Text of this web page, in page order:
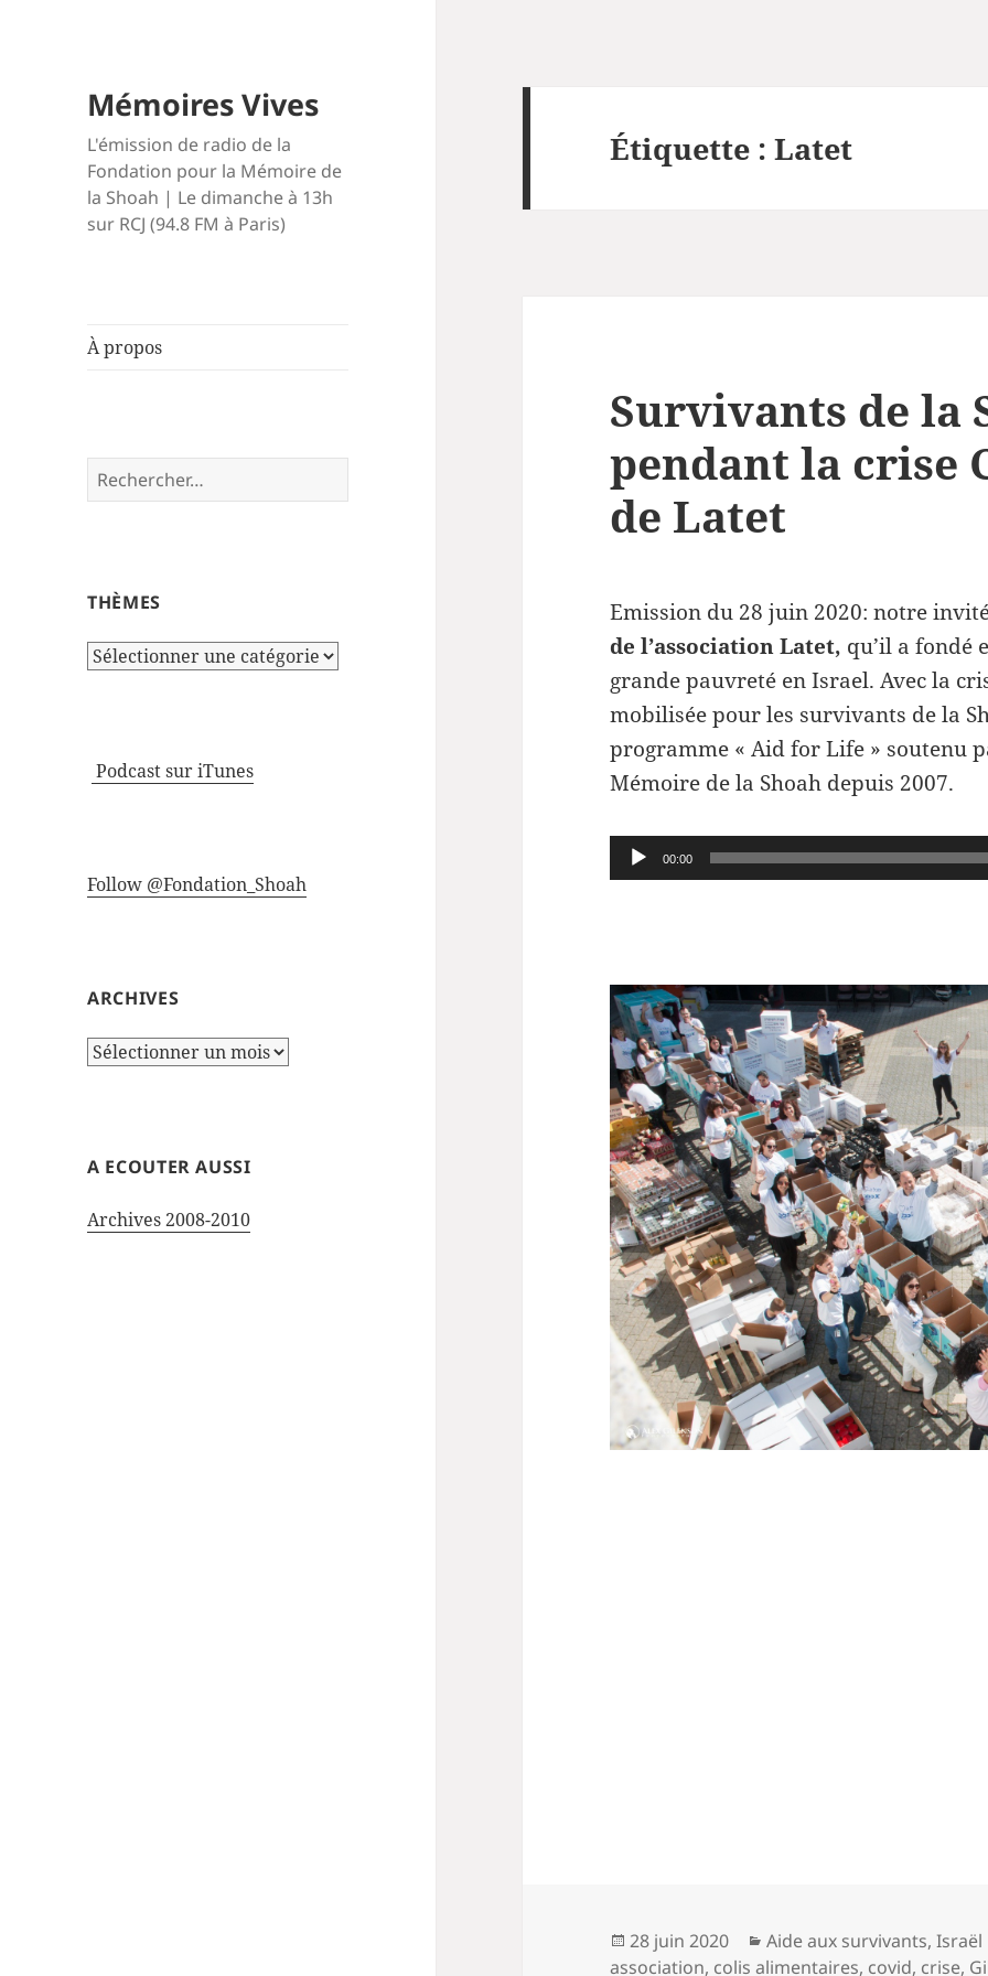
Mémoires Vives
L'émission de radio de la
Fondation pour la Mémoire de
la Shoah | Le dimanche à 13h
sur RCJ (94.8 FM à Paris)
À propos
Rechercher :
THÈMES
Thèmes
Podcast sur iTunes
Follow @Fondation_Shoah
ARCHIVES
Archives
A ECOUTER AUSSI
Archives 2008-2010
Étiquette :Latet
Survivants de la
pendant la crise
de Latet
Emission du 28 juin 2020: notre
de l’association Latet, qu’il a fondé
grande pauvreté en Israel. Avec la
mobilisée pour les survivants de la
programme « Aid for Life » soutenu
Mémoire de la Shoah depuis 2007.
Lecteur
audio
00:00
Publié
le
28 juin 2020 Catégories
Aide aux survivants,Israël
association, colis alimentaires, covid, crise,